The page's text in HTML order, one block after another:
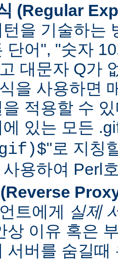
(Regular
을 기술하는
단어", "숫자
대문자 Q가
을 사용하면
적용할 수
있는 모든
"로 지칭
사용하여 Perl
트에게 실제
상 이유 혹은
서버를 숨길때